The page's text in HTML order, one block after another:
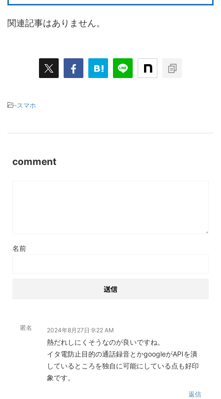
関連記事はありません。
-スマホ
comment
名前
匿名 2024年8月27日 9:22 AM
熱だれしにくそうなのが良いですね。
イタ電防止目的の通話録音とかgoogleがAPIを潰
しているところを独自に可能にしている点も好印
象です。
返信